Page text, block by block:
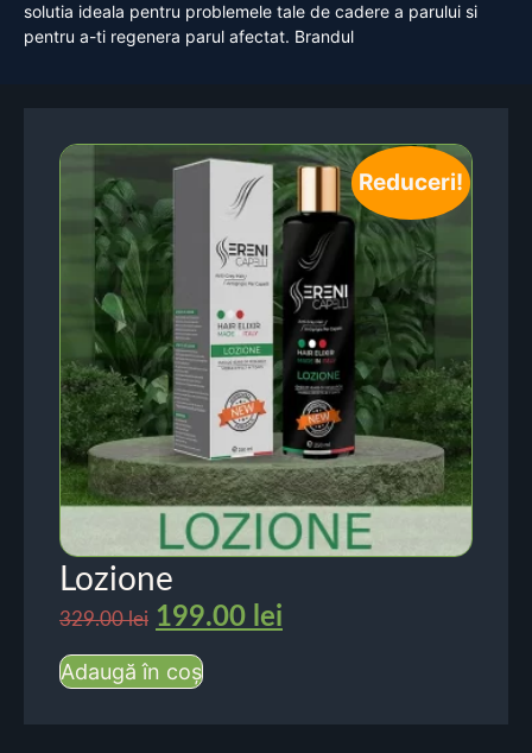
solutia ideala pentru problemele tale de cadere a parului si
pentru a-ti regenera parul afectat. Brandul
Reduceri!
Lozione
329.00lei 199.00 lei
Adaugă în coș